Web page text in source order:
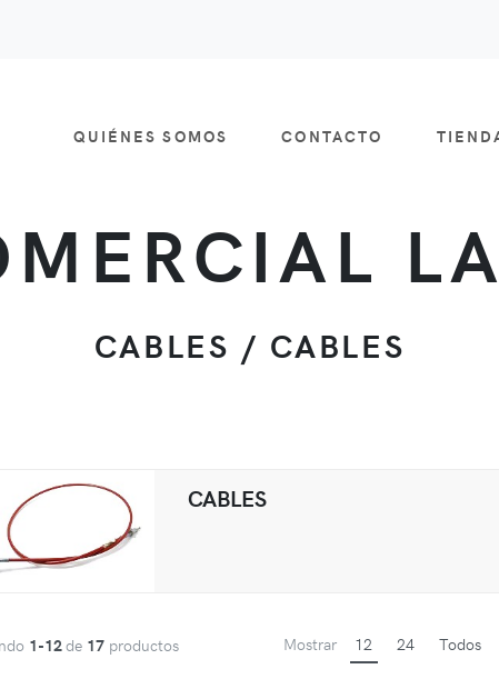
QUIÉNES SOMOS CONTACTO
CABLES / CABLES
CABLES
1-12de 17 productos Mostrar 12 24 Todos